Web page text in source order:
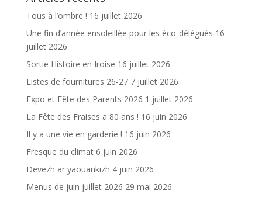
k
Tous à l’ombre ! 16 juillet 2026
Une fin d’année ensoleillée pour les éco-délégués 16
juillet 2026
Sortie Histoire en Iroise 16 juillet 2026
Listes de fournitures 26-27 7 juillet 2026
Expo et Fête des Parents 2026 1 juillet 2026
La Fête des Fraises a 80 ans ! 16 juin 2026
Il y a une vie en garderie ! 16 juin 2026
Fresque du climat 6 juin 2026
Devezh ar yaouankizh 4 juin 2026
Menus de juin juillet 2026 29 mai 2026